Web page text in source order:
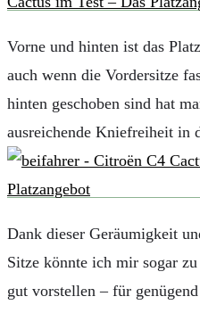
Vorne und hinten ist das
auch wenn die Vordersitze
hinten geschoben sind hat
ausreichende Kniefreiheit in
Dank dieser Geräumigkeit
Sitze könnte ich mir sogar
gut vorstellen – für